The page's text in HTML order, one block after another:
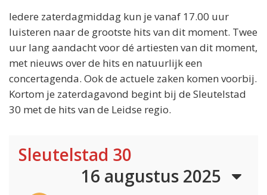
Iedere zaterdagmiddag kun je vanaf 17.00 uur
luisteren naar de grootste hits van dit moment. Twee
uur lang aandacht voor dé artiesten van dit moment,
met nieuws over de hits en natuurlijk een
concertagenda. Ook de actuele zaken komen voorbij.
Kortom je zaterdagavond begint bij de Sleutelstad
30 met de hits van de Leidse regio.
Sleutelstad 30
16 augustus 2025